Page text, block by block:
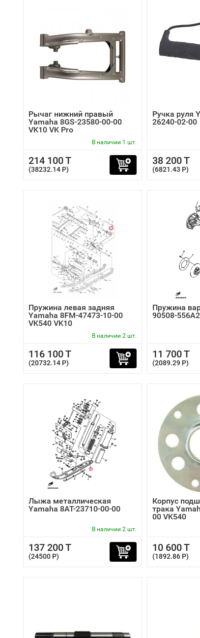
Рычаг нижний правый
Yamaha 8GS-23580-00-00
VK10 VK Pro
В наличии 1 шт.
214 100 T
(38232.14 P)
Ручка руля
26240-02-00
38 200 T
(6821.43 P)
Пружина левая задняя
Yamaha 8FM-47473-10-00
VK540 VK10
В наличии 2 шт.
116 100 T
(20732.14 P)
Пружина
90508-
11 700 T
(2089.29 P)
Лыжа металлическая
Yamaha 8AT-23710-00-00
В наличии 2 шт.
137 200 T
(24500 P)
Корпус
трака
00 VK540
10 600 T
(1892.86 P)